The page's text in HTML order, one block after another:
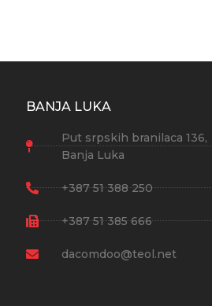
BANJA LUKA
Put srpskih branilaca 136,
Banja Luka
+387 51 388 250
+387 51 385 666
dacomdoo@teol.net